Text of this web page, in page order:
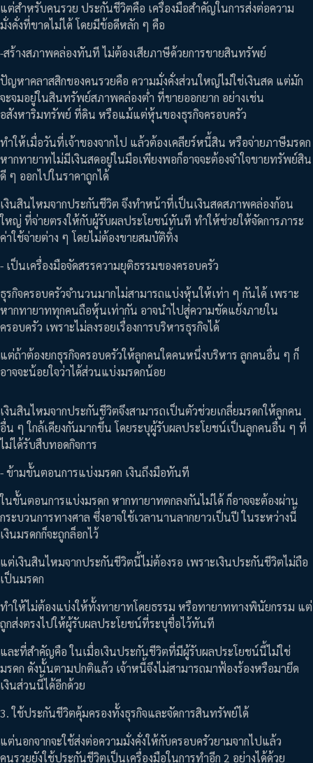
แต่สำหรับคนรวย ประกันชีวิตคือ เครื่องมือสำคัญในการส่งต่อความ
มั่งคั่งที่ขาดไม่ได้ โดยมีข้อดีหลัก ๆ คือ
-สร้างสภาพคล่องทันที ไม่ต้องเสียภาษีด้วยการขายสินทรัพย์
ปัญหาคลาสสิกของคนรวยคือ ความมั่งคั่งส่วนใหญ่ไม่ใช่เงินสด แต่มัก
จะจมอยู่ในสินทรัพย์สภาพคล่องต่ำ ที่ขายออกยาก อย่างเช่น
อสังหาริมทรัพย์ ที่ดิน หรือแม้แต่หุ้นของธุรกิจครอบครัว
ทำให้เมื่อวันที่เจ้าของจากไป แล้วต้องเคลียร์หนี้สิน หรือจ่ายภาษีมรดก
หากทายาทไม่มีเงินสดอยู่ในมือเพียงพอก็อาจจะต้องจำใจขายทรัพย์สิน
ดี ๆ ออกไปในราคาถูกได้
เงินสินไหมจากประกันชีวิต จึงทำหน้าที่เป็นเงินสดสภาพคล่องก้อน
ใหญ่ ที่จ่ายตรงให้กับผู้รับผลประโยชน์ทันที ทำให้ช่วยให้จัดการภาระ
ค่าใช้จ่ายต่าง ๆ โดยไม่ต้องขายสมบัติทิ้ง
- เป็นเครื่องมือจัดสรรความยุติธรรมของครอบครัว
ธุรกิจครอบครัวจำนวนมากไม่สามารถแบ่งหุ้นให้เท่า ๆ กันได้ เพราะ
หากทายาททุกคนถือหุ้นเท่ากัน อาจนำไปสู่ความขัดแย้งภายใน
ครอบครัว เพราะไม่ลงรอยเรื่องการบริหารธุรกิจได้
แต่ถ้าต้องยกธุรกิจครอบครัวให้ลูกคนใดคนหนึ่งบริหาร ลูกคนอื่น ๆ ก็
อาจจะน้อยใจว่าได้ส่วนแบ่งมรดกน้อย
เงินสินไหมจากประกันชีวิตจึงสามารถเป็นตัวช่วยเกลี่ยมรดกให้ลูกคน
อื่น ๆ ใกล้เคียงกันมากขึ้น โดยระบุผู้รับผลประโยชน์เป็นลูกคนอื่น ๆ ที่
ไม่ได้รับสืบทอดกิจการ
- ข้ามขั้นตอนการแบ่งมรดก เงินถึงมือทันที
ในขั้นตอนการแบ่งมรดก หากทายาทตกลงกันไม่ได้ ก็อาจจะต้องผ่าน
กระบวนการทางศาล ซึ่งอาจใช้เวลานานลากยาวเป็นปี ในระหว่างนี้
เงินมรดกก็จะถูกล็อกไว้
แต่เงินสินไหมจากประกันชีวิตนี้ไม่ต้องรอ เพราะเงินประกันชีวิตไม่ถือ
เป็นมรดก
ทำให้ไม่ต้องแบ่งให้ทั้งทายาทโดยธรรม หรือทายาททางพินัยกรรม แต่
ถูกส่งตรงไปให้ผู้รับผลประโยชน์ที่ระบุชื่อไว้ทันที
และที่สำคัญคือ ในเมื่อเงินประกันชีวิตที่มีผู้รับผลประโยชน์นี้ไม่ใช่
มรดก ดังนั้นตามปกติแล้ว เจ้าหนี้จึงไม่สามารถมาฟ้องร้องหรือมายึด
เงินส่วนนี้ได้อีกด้วย
3. ใช้ประกันชีวิตคุ้มครองทั้งธุรกิจและจัดการสินทรัพย์ได้
แต่นอกจากจะใช้ส่งต่อความมั่งคั่งให้กับครอบครัวยามจากไปแล้ว
คนรวยยังใช้ประกันชีวิตเป็นเครื่องมือในการทำอีก 2 อย่างได้ด้วย